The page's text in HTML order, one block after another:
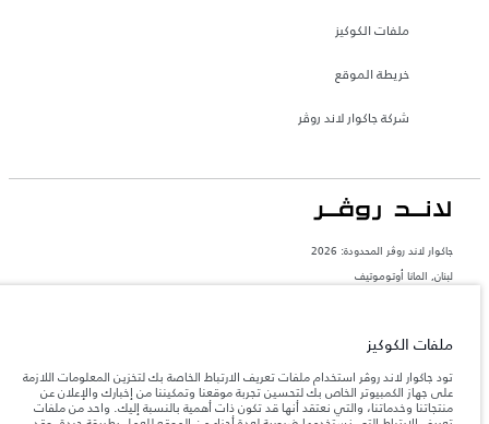
ملفات الكوكيز
خريطة الموقع
شركة جاكوار لاند روڤر
جاكوار لاند روڨر المحدودة: 2026
لبنان, المانا أوتوموتيف
والحمولة.
المعلومات والمواصفات والأسعار والألوان المذكورة على هذا الموقع قد تختلف من بلد إلى
آخر، كما أنّها قد تتغير بدون إشعار مسبق. الرجاء التواصل مع وكيلنا المحلي للتأكد من توفّرها
ملفات الكوكيز
تود جاكوار لاند روڤر استخدام ملفات تعريف الارتباط الخاصة بك لتخزين المعلومات اللازمة
على جهاز الكمبيوتر الخاص بك لتحسين تجربة موقعنا وتمكيننا من إخبارك والإعلان عن
منتجاتنا وخدماتنا، والتي نعتقد أنها قد تكون ذات أهمية بالنسبة إليك. واحد من ملفات